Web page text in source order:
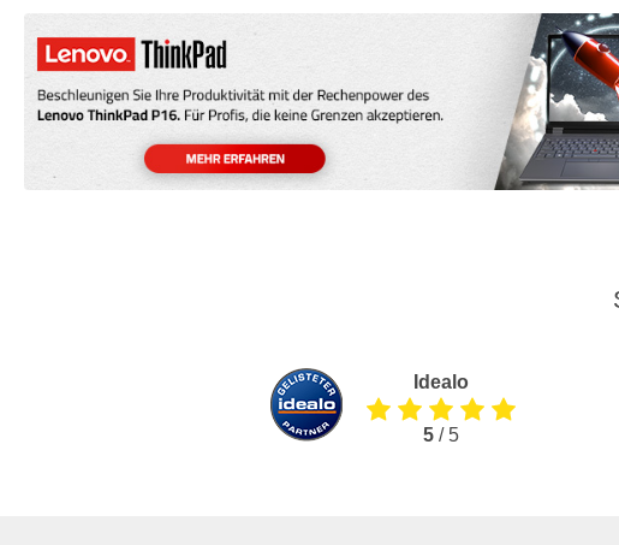
Idealo
5/ 5